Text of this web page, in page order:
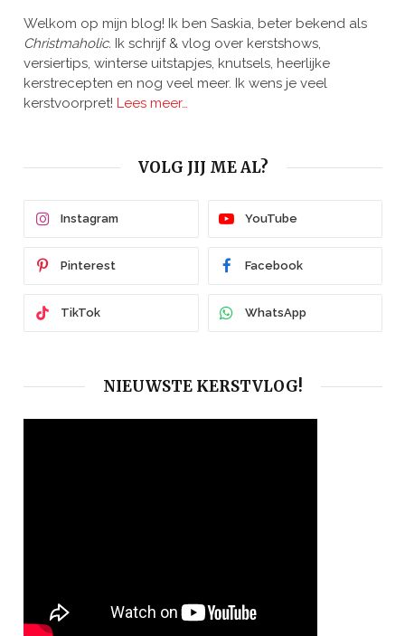
Welkom op mijn blog! Ik ben Saskia, beter bekend als
Christmaholic. Ik schrijf & vlog over kerstshows,
versiertips, winterse uitstapjes, knutsels, heerlijke
kerstrecepten en nog veel meer. Ik wens je veel
kerstvoorpret! Lees meer…
VOLG JIJ ME AL?
Instagram YouTube
Pinterest Facebook
TikTok WhatsApp
NIEUWSTE KERSTVLOG!